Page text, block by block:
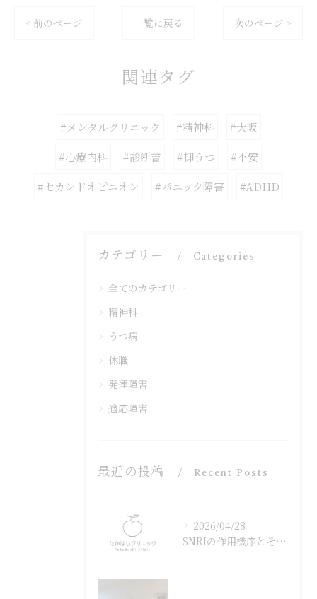
< 前のページ 一覧に戻る 次のページ >
関連タグ
#メンタルクリニック #精神科
#大阪
#心療内科
#診断書 #抑うつ
#不安
#セカンドオピニオン
#パニック障害 #ADHD
カテゴリー Categories
全てのカテゴリー
精神科
うつ病
休職
発達障害
適応障害
最近の投稿 Recent Posts
2026/04/28
SNRIの作用機序とその効果